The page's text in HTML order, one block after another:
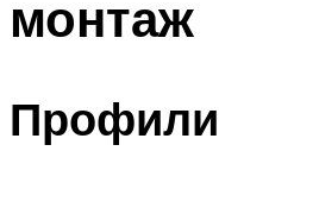
монтаж
Профили